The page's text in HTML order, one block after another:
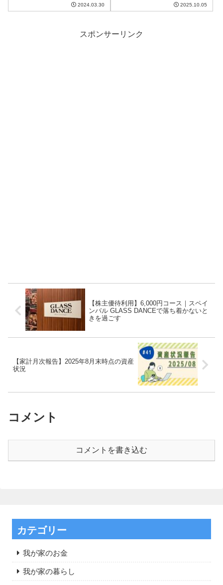
2024.03.30 2025.10.05
スポンサーリンク
【株主優待利用】6,000円コース｜スペイ
ンバル GLASS DANCEで落ち着かないと
きを過ごす
【家計月次報告】2025年8月末時点の資産
状況
コメント
コメントを書き込む
カテゴリー
我が家のお金
我が家の暮らし